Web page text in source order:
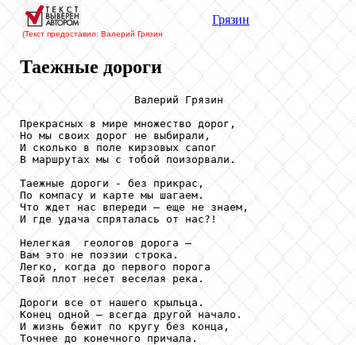
(Текст предоставил: Валерий Грязин
Грязин
Таежные дороги
                  Валерий Грязин
Прекрасных в мире множество дорог,
Но мы своих дорог не выбирали,
И сколько в поле кирзовых сапог
В маршрутах мы с тобой поизорвали.
Таежные дороги - без прикрас,
По компасу и карте мы шагаем.
Что ждет нас впереди – еще не знаем,
И где удача спряталась от нас?!
Нелегкая  геологов дорога –
Вам это не поэзии строка.
Легко, когда до первого порога
Твой плот несет веселая река.
Дороги все от нашего крыльца.
Конец одной – всегда другой начало.
И жизнь бежит по кругу без конца,
Точнее до конечного причала.